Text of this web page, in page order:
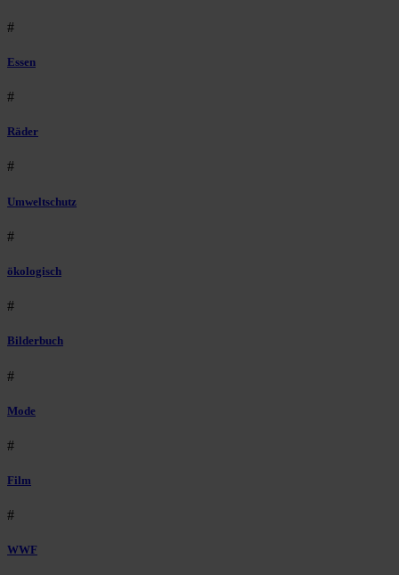
#
Essen
#
Räder
#
Umweltschutz
#
ökologisch
#
Bilderbuch
#
Mode
#
Film
#
WWF